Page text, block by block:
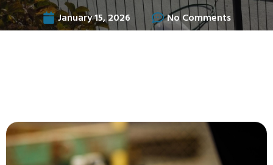
January 15, 2026 No Comments